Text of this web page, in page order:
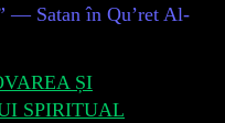
— Satan în Qu’ret Al-
ȘI
SPIRITUAL